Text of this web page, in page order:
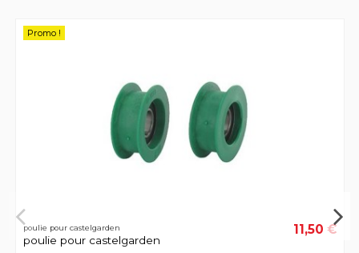
Promo !
poulie pour castelgarden
poulie pour castelgarden
11,50 €